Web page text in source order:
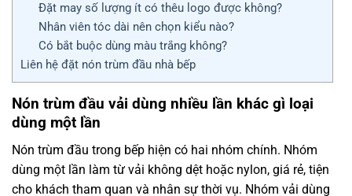
Đặt may số lượng ít có thêu logo được không?
Nhân viên tóc dài nên chọn kiểu nào?
Có bắt buộc dùng màu trắng không?
Liên hệ đặt nón trùm đầu nhà bếp
Nón trùm đầu vải dùng nhiều lần khác gì loại
dùng một lần
Nón trùm đầu trong bếp hiện có hai nhóm chính. Nhóm
dùng một lần làm từ vải không dệt hoặc nylon, giá rẻ, tiện
cho khách tham quan và nhân sự thời vụ. Nhóm vải dùng